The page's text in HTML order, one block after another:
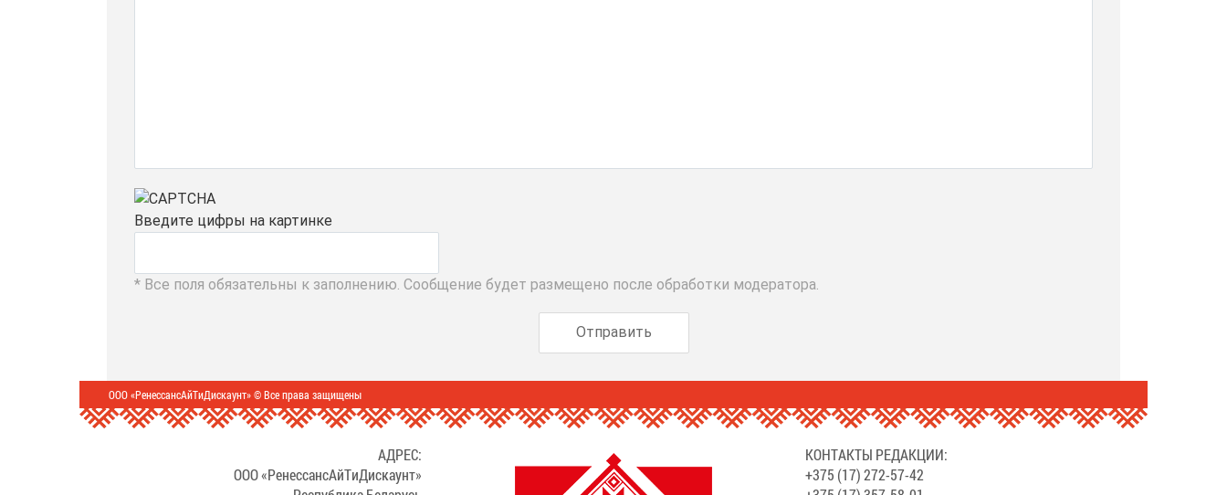
Введите цифры на картинке
* Все поля обязательны к заполнению. Сообщение будет размещено после обработки модератора.
ООО «РенессансАйТиДискаунт» © Все права защищены
АДРЕС:
ООО «РенессансАйТиДискаунт»
КОНТАКТЫ РЕДАКЦИИ:
+375 (17) 272-57-42